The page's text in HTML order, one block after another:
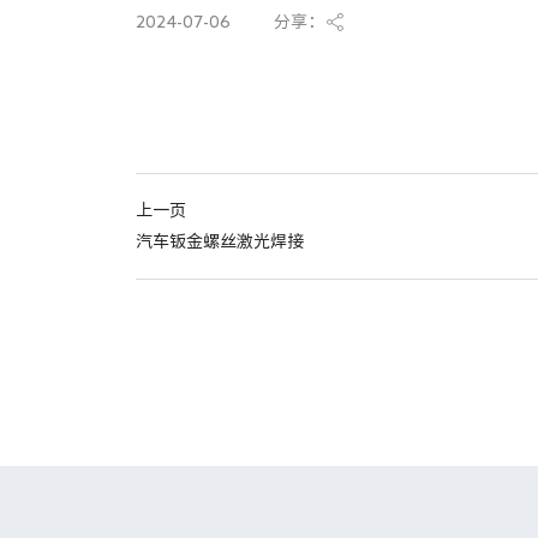
2024-07-06 分享：
上一页
汽车钣金螺丝激光焊接